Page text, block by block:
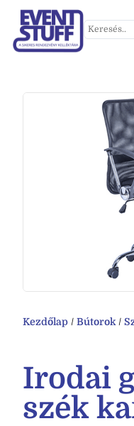
Kezdőlap / Bútorok /
Irodai
szék